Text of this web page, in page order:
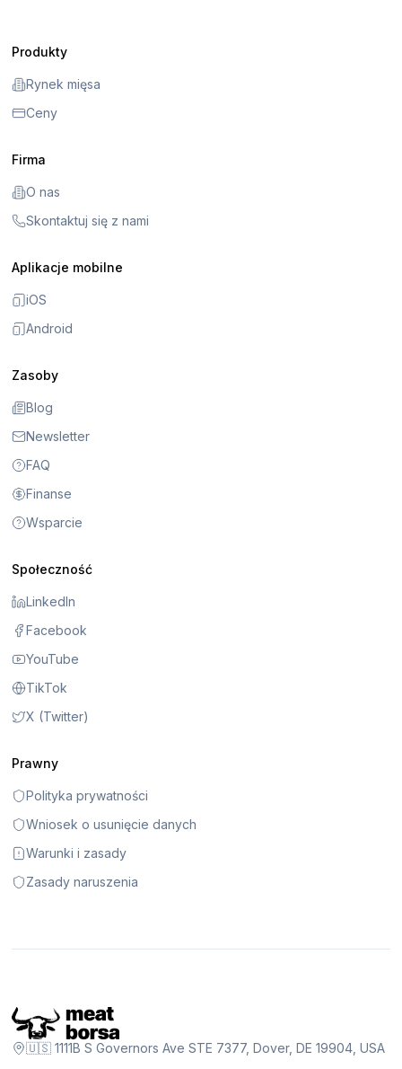
Produkty
Rynek mięsa
Ceny
Firma
O nas
Skontaktuj się z nami
Aplikacje mobilne
iOS
Android
Zasoby
Blog
Newsletter
FAQ
Finanse
Wsparcie
Społeczność
LinkedIn
Facebook
YouTube
TikTok
X (Twitter)
Prawny
Polityka prywatności
Wniosek o usunięcie danych
Warunki i zasady
Zasady naruszenia
🇺🇸 1111B S Governors Ave STE 7377, Dover, DE 19904, USA